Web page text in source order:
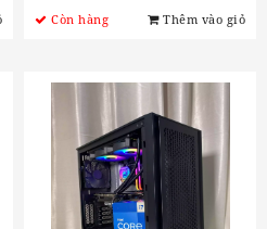
Còn hàng Thêm vào giỏ